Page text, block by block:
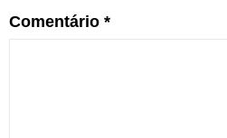
Comentário *